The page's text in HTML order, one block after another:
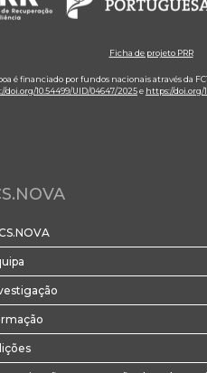
Ficha de projeto PRR
é financiado por fundos nacionais através da
doi.org/10.54499/UID/04647/2025e https://doi.org/